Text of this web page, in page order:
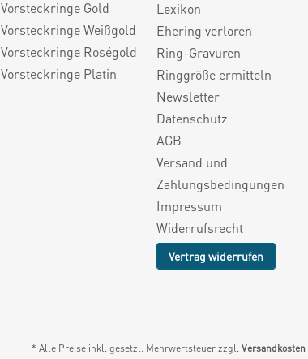
Vorsteckringe Gold
Vorsteckringe Weißgold
Vorsteckringe Roségold
Vorsteckringe Platin
Lexikon
Ehering verloren
Ring-Gravuren
Ringgröße ermitteln
Newsletter
Datenschutz
AGB
Versand und
Zahlungsbedingungen
Impressum
Widerrufsrecht
Vertrag widerrufen
* Alle Preise inkl. gesetzl. Mehrwertsteuer zzgl. Versandkosten